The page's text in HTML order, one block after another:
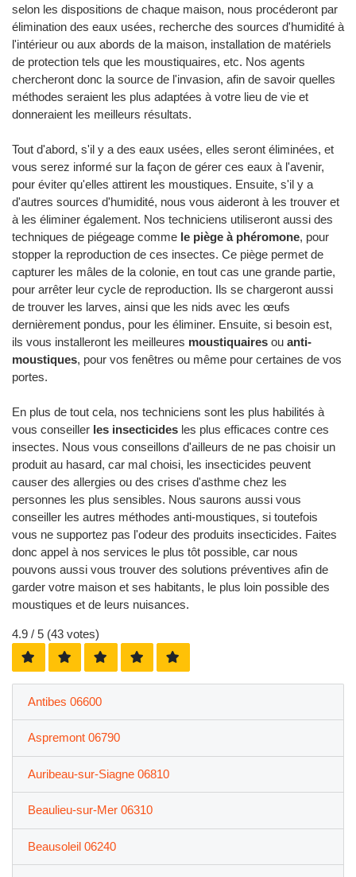
selon les dispositions de chaque maison, nous procéderont par
élimination des eaux usées, recherche des sources d'humidité à
l'intérieur ou aux abords de la maison, installation de matériels
de protection tels que les moustiquaires, etc. Nos agents
chercheront donc la source de l'invasion, afin de savoir quelles
méthodes seraient les plus adaptées à votre lieu de vie et
donneraient les meilleurs résultats.
Tout d'abord, s'il y a des eaux usées, elles seront éliminées, et
vous serez informé sur la façon de gérer ces eaux à l'avenir,
pour éviter qu'elles attirent les moustiques. Ensuite, s'il y a
d'autres sources d'humidité, nous vous aideront à les trouver et
à les éliminer également. Nos techniciens utiliseront aussi des
techniques de piégeage comme le piège à phéromone, pour
stopper la reproduction de ces insectes. Ce piège permet de
capturer les mâles de la colonie, en tout cas une grande partie,
pour arrêter leur cycle de reproduction. Ils se chargeront aussi
de trouver les larves, ainsi que les nids avec les œufs
dernièrement pondus, pour les éliminer. Ensuite, si besoin est,
ils vous installeront les meilleures moustiquaires ou anti-
moustiques, pour vos fenêtres ou même pour certaines de vos
portes.
En plus de tout cela, nos techniciens sont les plus habilités à
vous conseiller les insecticides les plus efficaces contre ces
insectes. Nous vous conseillons d'ailleurs de ne pas choisir un
produit au hasard, car mal choisi, les insecticides peuvent
causer des allergies ou des crises d'asthme chez les
personnes les plus sensibles. Nous saurons aussi vous
conseiller les autres méthodes anti-moustiques, si toutefois
vous ne supportez pas l'odeur des produits insecticides. Faites
donc appel à nos services le plus tôt possible, car nous
pouvons aussi vous trouver des solutions préventives afin de
garder votre maison et ses habitants, le plus loin possible des
moustiques et de leurs nuisances.
4.9 / 5 (43 votes)
Antibes 06600
Aspremont 06790
Auribeau-sur-Siagne 06810
Beaulieu-sur-Mer 06310
Beausoleil 06240